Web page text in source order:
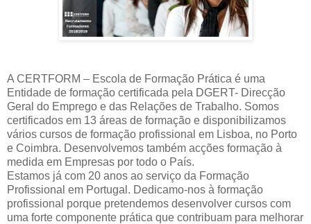
A CERTFORM – Escola de Formação Prática é uma
Entidade de formação certificada pela DGERT- Direcção
Geral do Emprego e das Relações de Trabalho. Somos
certificados em 13 áreas de formação e disponibilizamos
vários cursos de formação profissional em Lisboa, no Porto
e Coimbra. Desenvolvemos também acções formação à
medida em Empresas por todo o País.
Estamos já com 20 anos ao serviço da Formação
Profissional em Portugal. Dedicamo-nos à formação
profissional porque pretendemos desenvolver cursos com
uma forte componente prática que contribuam para melhorar